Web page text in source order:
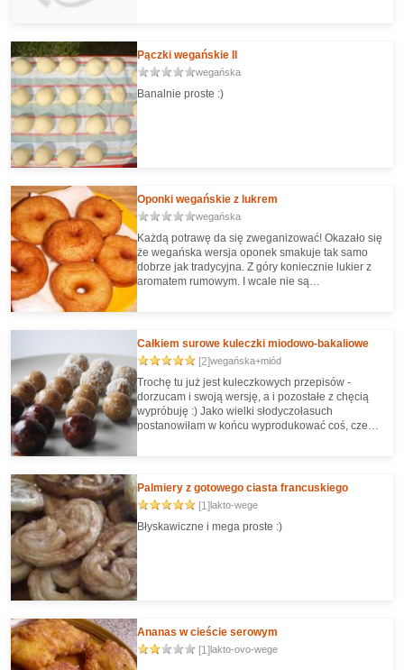
Pączki wegańskie II
wegańska
Banalnie proste :)
Oponki wegańskie z lukrem
wegańska
Każdą potrawę da się zweganizować! Okazało się
że wegańska wersja oponek smakuje tak samo
dobrze jak tradycyjna. Z góry koniecznie lukier z
aromatem rumowym. I wcale nie są
Całkiem surowe kuleczki miodowo-bakaliowe
[2]wegańska+miód
Trochę tu już jest kuleczkowych przepisów -
dorzucam i swoją wersję, a i pozostałe z chęcią
wypróbuję :) Jako wielki słodyczołasuch
postanowiłam w końcu wyprodukować coś, czego
Palmiery z gotowego ciasta francuskiego
[1]lakto-wege
Błyskawiczne i mega proste :)
Ananas w cieście serowym
[1]lakto-ovo-wege